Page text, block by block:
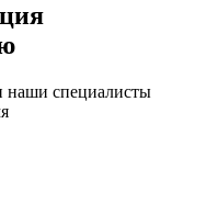
наши специалисты